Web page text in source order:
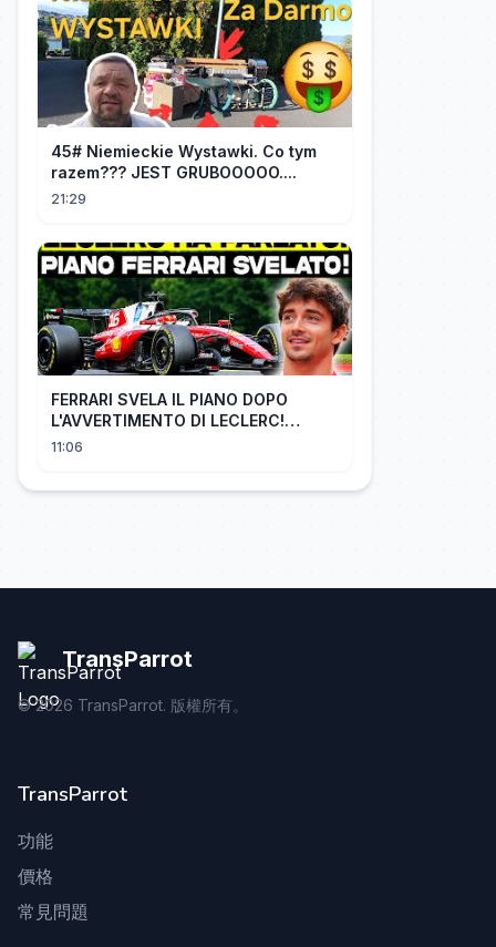
45# Niemieckie Wystawki. Co tym
razem??? JEST GRUBOOOOO....
21:29
FERRARI SVELA IL PIANO DOPO
L'AVVERTIMENTO DI LECLERC!
AGGIORNAMENTI PAZZESCHI a
11:06
TransParrot
©2026 TransParrot. 版權所有。
TransParrot
功能
價格
常見問題